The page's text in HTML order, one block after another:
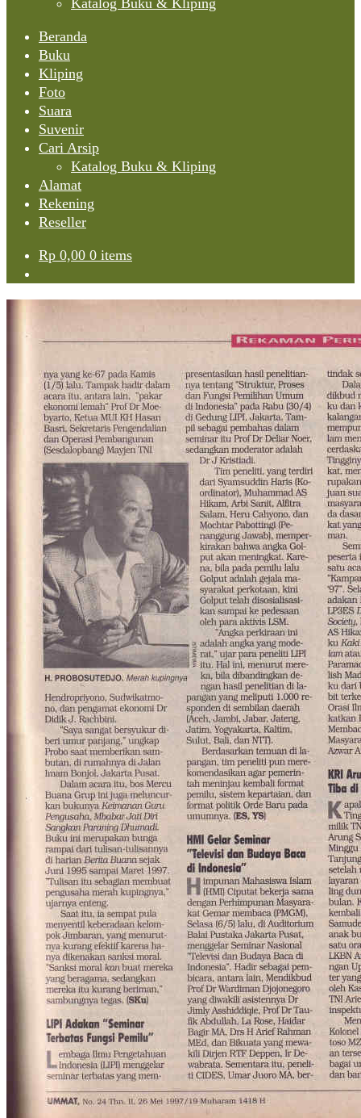
Katalog Buku & Kliping
Beranda
Buku
Kliping
Foto
Suara
Suvenir
Cari Arsip
Katalog Buku & Kliping
Alamat
Rekening
Reseller
Rp 0,00 0 items